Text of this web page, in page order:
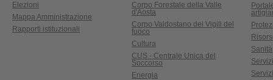
Elezioni
Mappa Amministrazione
Rapporti istituzionali
Corpo Forestale della Valle
d'Aosta
Corpo Valdostano dei Vigili del
fuoco
Cultura
CUS - Centrale Unica del
Soccorso
Energia
Sanità